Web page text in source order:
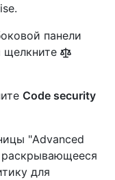
панели
щелкните
Code security
"Advanced
для